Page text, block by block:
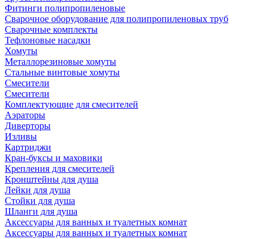
Фитинги полипропиленовые
Сварочное оборудование для полипропиленовых труб
Сварочные комплекты
Тефлоновые насадки
Хомуты
Металлорезиновые хомуты
Стальные винтовые хомуты
Смесители
Смесители
Комплектующие для смесителей
Аэраторы
Диверторы
Изливы
Картриджи
Кран-буксы и маховики
Крепления для смесителей
Кронштейны для душа
Лейки для душа
Стойки для душа
Шланги для душа
Аксессуары для ванных и туалетных комнат
Аксессуары для ванных и туалетных комнат